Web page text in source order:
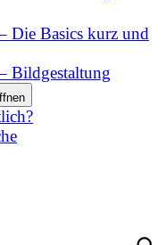
Die Basics kurz und
Bildgestaltung